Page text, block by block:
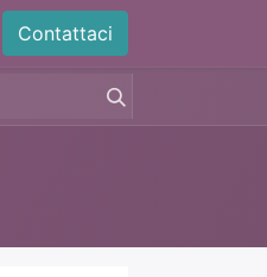
Contattaci